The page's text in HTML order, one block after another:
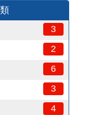
3
2
6
3
4